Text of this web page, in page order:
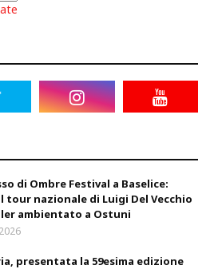
di Ombre Festival a Baselice:
tour nazionale di Luigi Del Vecchio
ambientato a Ostuni
presentata la 59esima edizione